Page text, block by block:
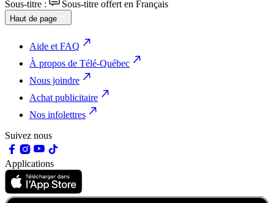
Sous-titre :
Sous-titre offert en Français
Haut de page
Aide et FAQ
À propos de Télé-Québec
Nous joindre
Achat publicitaire
Nos infolettres
Suivez nous
Applications